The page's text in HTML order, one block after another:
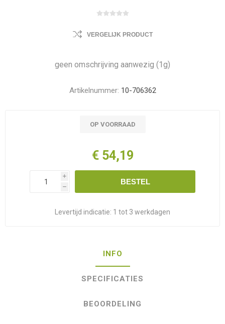
VERGELIJK PRODUCT
geen omschrijving aanwezig (1g)
Artikelnummer: 10-706362
OP VOORRAAD
€ 54,19
i
h
BESTEL
Levertijd indicatie: 1 tot 3 werkdagen
INFO
SPECIFICATIES
BEOORDELING